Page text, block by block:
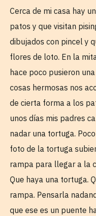
Cerca de mi casa hay
patos y que visitan
dibujados con pincel y
flores de loto. En la
hace poco pusieron
cosas hermosas nos
de cierta forma a los
unos días mis padres
nadar una tortuga.
foto de la tortuga
rampa para llegar a la
Que haya una tortuga.
rampa. Pensarla
que ese es un puente